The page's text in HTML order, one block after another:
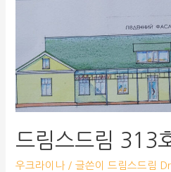
드림스드림 313
우크라이나 / 글쓴이드림스드림